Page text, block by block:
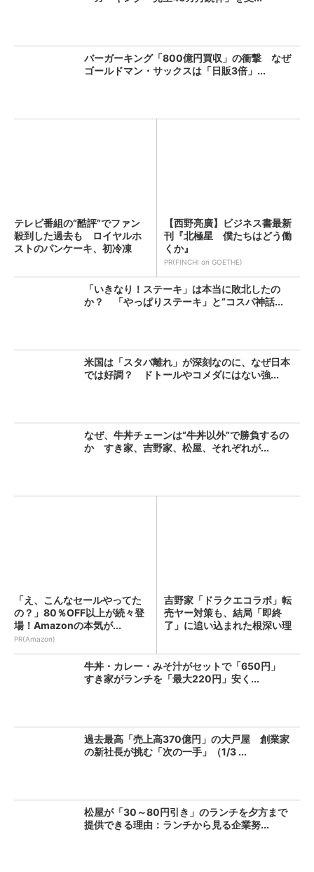
バーガーキング「800億円買収」の衝撃 なぜ
ゴールドマン・サックスは「日販3倍」...
テレビ番組の“酷評”でファン
殺到した過去も ロイヤルホ
ストのパンケーキ、初冷凍
【西野亮廣】ビジネス書最新
刊『北極星 僕たちはどう働
くか』
PR(FINCHI on GOETHE)
「いきなり！ステーキ」は本当に敗北したの
か？ 「やっぱりステーキ」と“コスパ神話...
米国は「スタバ離れ」が深刻なのに、なぜ日本
では好調？ ドトールやコメダにはない強...
なぜ、牛丼チェーンは“牛丼以外”で勝負するの
か すき家、吉野家、松屋、それぞれが...
「え、こんなセールやってた
の？」80％OFF以上が続々登
場！Amazonの本気が...
PR(Amazon)
吉野家「ドラクエコラボ」転
売ヤー対策も、結局「即終
了」に追い込まれた根深い理
牛丼・カレー・みそ汁がセットで「650円」
すき家がランチを「最大220円」安く...
過去最高「売上高370億円」の大戸屋 創業家
の新社長が挑む「次の一手」（1/3 ...
松屋が「30～80円引き」のランチを夕方まで
提供できる理由：ランチから見る企業努...